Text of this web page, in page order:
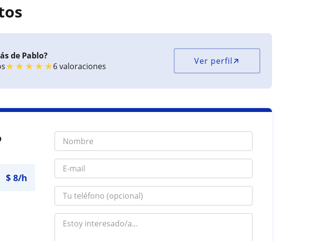
de Pablo?
★★★★★6 valoraciones Ver perfil
$8/h